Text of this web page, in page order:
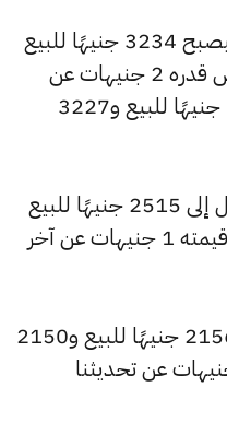
وشهد سعر عيار 18 انخفاضًا ليصبح 3234 جنيهًا للبيع
و3225 جنيهًا للشراء، بانخفاض قدره 2 جنيهات عن
السعر السابق الذي بلغ 3236 جنيهًا للبيع و3227
كما انخفض سعر عيار 14 ليصل إلى 2515 جنيهًا للبيع
و2509 جنيهًا للشراء، بتراجعًا قيمته 1 جنيهات عن آخر
وتراجع سعر عيار 12 ليسجل 2156 جنيهًا للبيع و2150
للشراء، بتراجع قدره 1 جنيهات عن تحديثنا